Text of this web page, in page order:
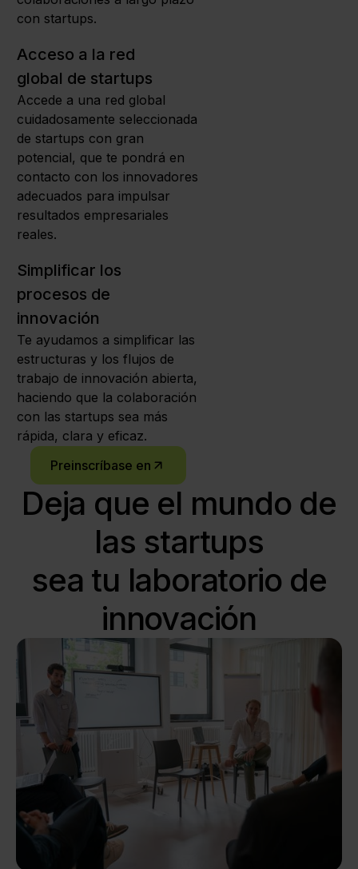
con startups.
Acceso a la red
global de startups
Accede a una red global
cuidadosamente seleccionada
de startups con gran
potencial, que te pondrá en
contacto con los innovadores
adecuados para impulsar
resultados empresariales
reales.
Simplificar los
procesos de
innovación
Te ayudamos a simplificar las
estructuras y los flujos de
trabajo de innovación abierta,
haciendo que la colaboración
con las startups sea más
rápida, clara y eficaz.
Preinscríbase en
Deja que el mundo de
las startups
sea tu laboratorio de
innovación